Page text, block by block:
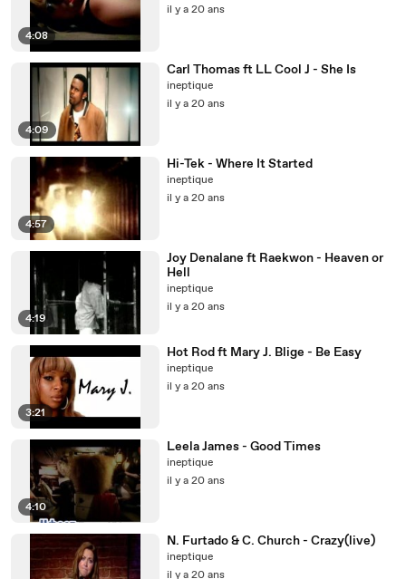
4:08
il y a 20 ans
4:09
Carl Thomas ft LL Cool J - She Is
ineptique
il y a 20 ans
4:57
Hi-Tek - Where It Started
ineptique
il y a 20 ans
4:19
Joy Denalane ft Raekwon - Heaven or
Hell
ineptique
il y a 20 ans
3:21
Hot Rod ft Mary J. Blige - Be Easy
ineptique
il y a 20 ans
4:10
Leela James - Good Times
ineptique
il y a 20 ans
N. Furtado & C. Church - Crazy(live)
ineptique
il y a 20 ans